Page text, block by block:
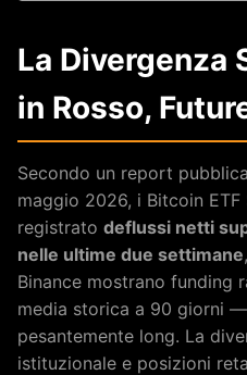
La Divergenza
in Rosso,
Secondo un report
maggio 2026, i Bitcoin
registrato deflussi netti
nelle ultime due settimane
Binance mostrano funding
media storica a 90 giorni
pesantemente long. La
istituzionale e posizioni